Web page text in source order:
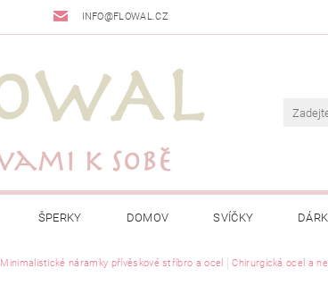
INFO@FLOWAL.CZ
ŠPERKY DOMOV SVÍČKY
Minimalistické náramky přívěskové stříbro a ocel Chirurgická ocel a